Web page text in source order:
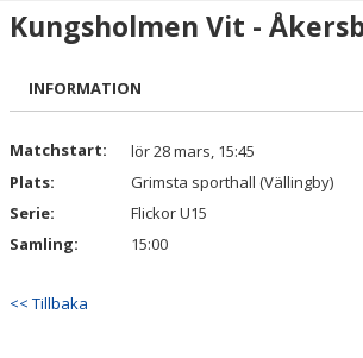
Kungsholmen Vit -
INFORMATION
Matchstart:
lör 28 mars, 15:45
Plats:
Grimsta sporthall (Vällingby)
Serie:
Flickor U15
Samling:
15:00
<< Tillbaka